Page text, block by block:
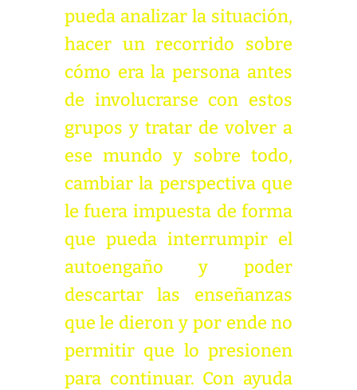
pueda analizar la situación,
hacer un recorrido sobre
cómo era la persona antes
de involucrarse con estos
grupos y tratar de volver a
ese mundo y sobre todo,
cambiar la perspectiva que
le fuera impuesta de forma
que pueda interrumpir el
autoengaño y poder
descartar las enseñanzas
que le dieron y por ende no
permitir que lo presionen
para continuar. Con ayuda